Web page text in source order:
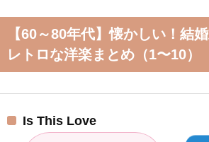
【60～80年代】懐かしい！結
レトロな洋楽まとめ（1〜10）
Is This Love